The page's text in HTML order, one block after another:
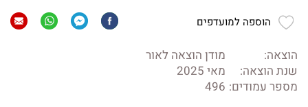
הוספה למועדפים
הוצאה:
מודן הוצאה לאור
שנת הוצאה:
מאי 2025
מספר עמודים: 496